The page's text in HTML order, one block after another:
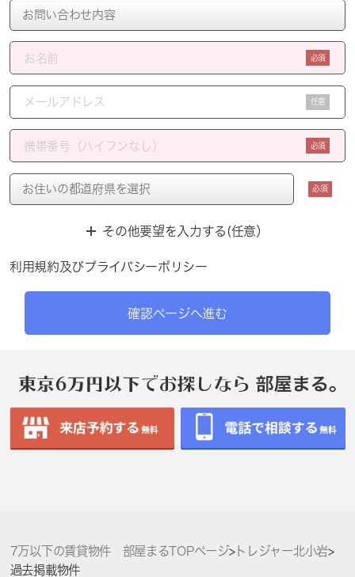
必須
任意
必須
必須
その他要望を入力する(任意）
利用規約及びプライバシーポリシー
確認ページへ進む
7万以下の賃貸物件 部屋まるTOPページ>トレジャー北小岩>
過去掲載物件